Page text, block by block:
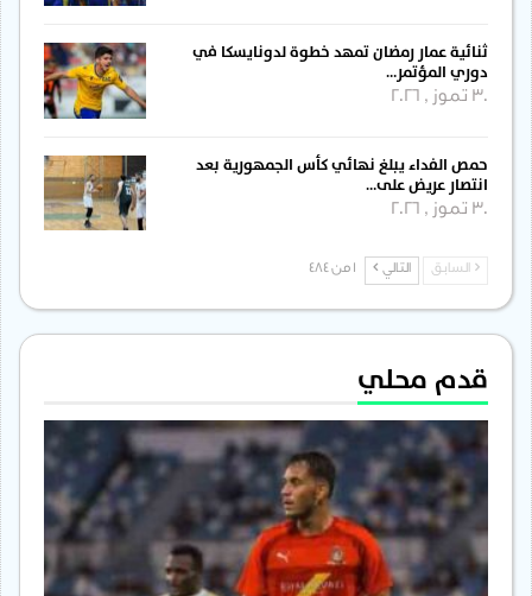
ثنائية عمار رمضان تمهد خطوة لدونايسكا في
دوري المؤتمر…
30 تموز , 2026
حمص الفداء يبلغ نهائي كأس الجمهورية بعد
انتصار عريض على…
30 تموز , 2026
السابق التالي
قدم محلي